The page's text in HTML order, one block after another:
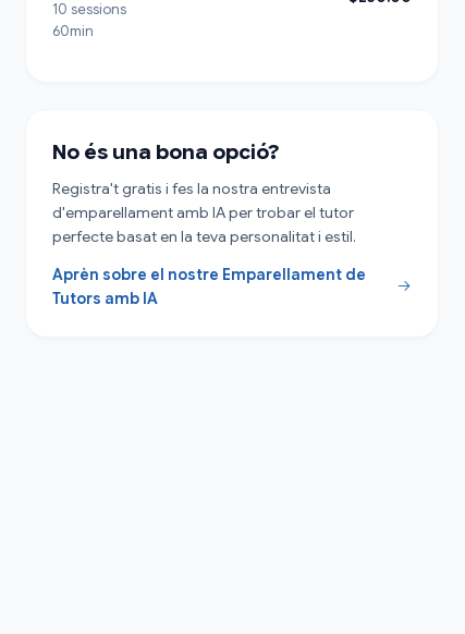
10 sessions
60min
No és una bona opció?
Registra't gratis i fes la nostra entrevista
d'emparellament amb IA per trobar el tutor
perfecte basat en la teva personalitat i estil.
Aprèn sobre el nostre Emparellament de
Tutors amb IA